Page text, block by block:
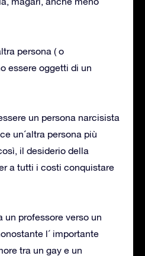
persona ( o
essere oggetti di un
un persona narcisista
un´altra persona più
il desiderio della
a tutti i costi conquistare
un professore verso un
l´ importante
tra un gay e un